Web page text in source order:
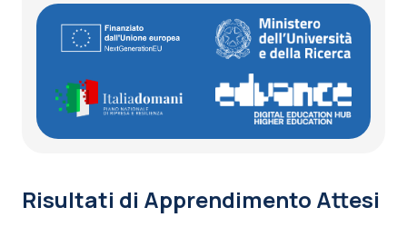
Risultati di Apprendimento Attesi